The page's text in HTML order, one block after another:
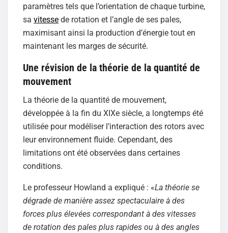
paramètres tels que l’orientation de chaque turbine,
sa vitesse de rotation et l’angle de ses pales,
maximisant ainsi la production d’énergie tout en
maintenant les marges de sécurité.
Une révision de la théorie de la quantité de
mouvement
La théorie de la quantité de mouvement,
développée à la fin du XIXe siècle, a longtemps été
utilisée pour modéliser l’interaction des rotors avec
leur environnement fluide. Cependant, des
limitations ont été observées dans certaines
conditions.
Le professeur Howland a expliqué : «La théorie se
dégrade de manière assez spectaculaire à des
forces plus élevées correspondant à des vitesses
de rotation des pales plus rapides ou à des angles